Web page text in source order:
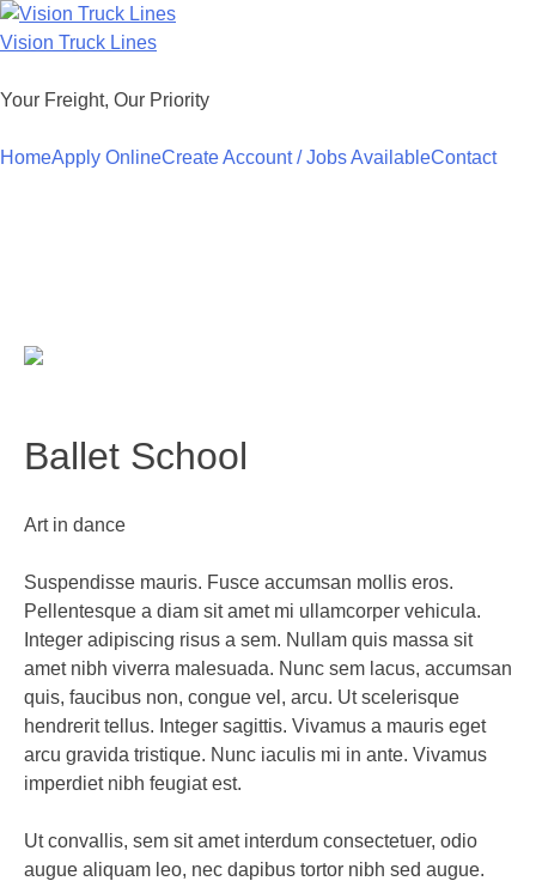
Skip
to
Vision Truck Lines
Your Freight, Our Priority
HomeApply OnlineCreate Account / Jobs AvailableContact
Ballet School
Art in dance
Suspendisse mauris. Fusce accumsan mollis eros.
Pellentesque a diam sit amet mi ullamcorper vehicula.
Integer adipiscing risus a sem. Nullam quis massa sit
amet nibh viverra malesuada. Nunc sem lacus, accumsan
quis, faucibus non, congue vel, arcu. Ut scelerisque
hendrerit tellus. Integer sagittis. Vivamus a mauris eget
arcu gravida tristique. Nunc iaculis mi in ante. Vivamus
imperdiet nibh feugiat est.
Ut convallis, sem sit amet interdum consectetuer, odio
augue aliquam leo, nec dapibus tortor nibh sed augue.